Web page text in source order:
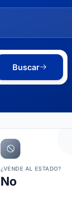
Buscar
¿VENDE AL ESTADO?
No